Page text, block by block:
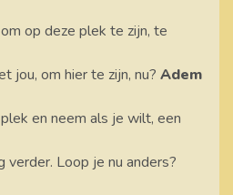
op deze plek te zijn, te
jou, om hier te zijn, nu? Adem
en neem als je wilt, een
Loop je nu anders?